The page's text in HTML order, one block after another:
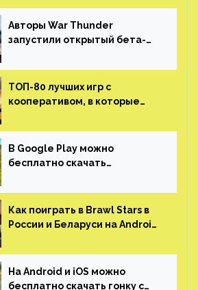
Авторы War Thunder
запустили открытый бета-
трейлер и скриншоты
ТОП-80 лучших игр с
кооперативом, в которые
(никаких MMO)
В Google Play можно
бесплатно скачать
открытым миром, прокачкой,
гонками и тюнингом машины
Как поиграть в Brawl Stars в
России и Беларуси на Android
На Android и iOS можно
бесплатно скачать гонку с